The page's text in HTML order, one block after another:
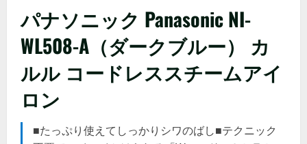
パナソニック Panasonic NI-
WL508-A（ダークブルー） カ
ルル コードレススチームアイ
ロン
■たっぷり使えてしっかりシワのばし■テクニック